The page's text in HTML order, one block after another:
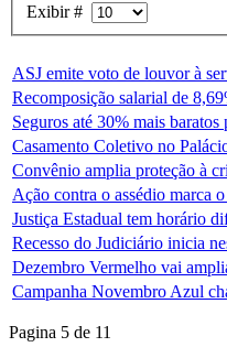
Exibir #
ASJ emite voto de louvor à
Recomposição salarial de
Seguros até 30% mais baratos
Casamento Coletivo no
Convênio amplia proteção à
Ação contra o assédio marca
Justiça Estadual tem horário
Recesso do Judiciário inicia
Dezembro Vermelho vai
Campanha Novembro Azul
Pagina 5 de 11